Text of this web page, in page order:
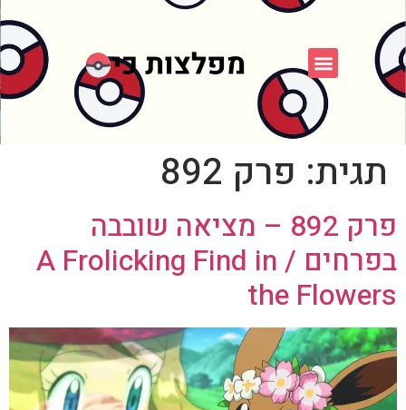
תגית: פרק 892
פרק 892 – מציאה שובבה
בפרחים / A Frolicking Find in
the Flowers